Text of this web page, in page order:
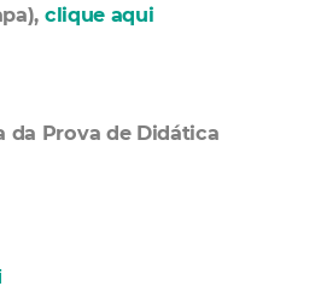
clique aqui
da Prova de Didática